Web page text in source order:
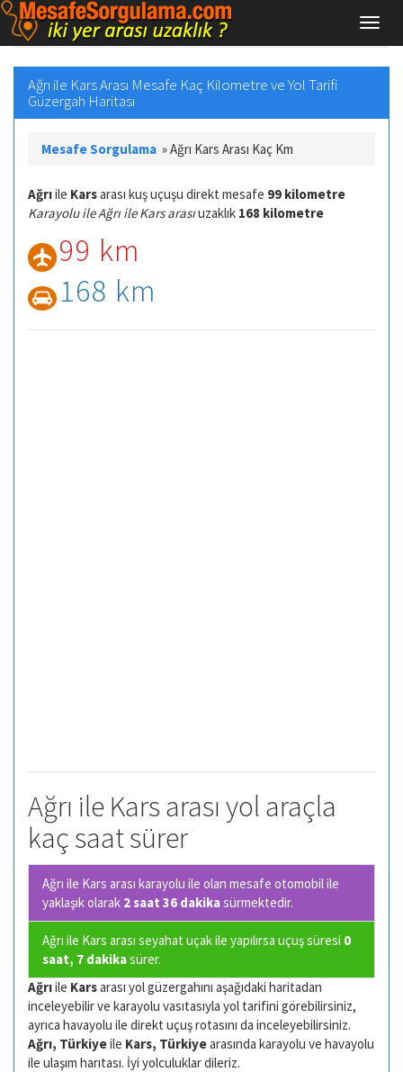
Ağrı ile Kars Arası Mesafe Kaç Kilometre ve Yol Tarifi
Güzergah Haritası
Mesafe Sorgulama »Ağrı Kars Arası Kaç Km
Ağrıile Karsarası kuş uçuşu direkt mesafe 99 kilometre
Karayolu ile Ağrı ile Kars arasıuzaklık 168 kilometre
99 km
168 km
Ağrı ile Kars arası yol araçla
kaç saat sürer
Ağrı ile Kars arası karayolu ile olan mesafe otomobil ile
yaklaşık olarak 2 saat 36 dakikasürmektedir.
Ağrı ile Kars arası seyahat uçak ile yapılırsa uçuş süresi 0
saat, 7 dakikasürer.
Ağrıile Karsarası yol güzergahını aşağıdaki haritadan
inceleyebilir ve karayolu vasıtasıyla yol tarifini görebilirsiniz,
ayrıca havayolu ile direkt uçuş rotasını da inceleyebilirsiniz.
Ağrı, Türkiyeile Kars, Türkiyearasında karayolu ve havayolu
ile ulaşım harıtası. İyi yolculuklar dileriz.